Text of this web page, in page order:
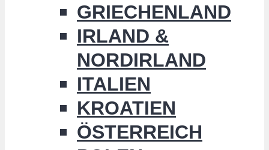
GRIECHENLAND
IRLAND &
NORDIRLAND
ITALIEN
KROATIEN
ÖSTERREICH